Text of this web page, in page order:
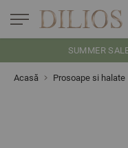
SUMMER
Acasă Prosoape si halate